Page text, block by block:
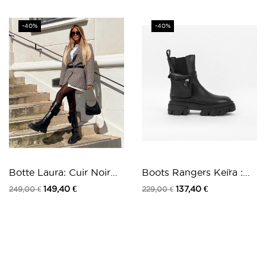
Extérieur
Intérieur
-40% Prix
Botte Laura: Cuir Noir
ceinture...
249,00 € 149,40 €
-40%
Boots Rangers Keïra :
Cuir Noir...
229,00 € 137,40 €